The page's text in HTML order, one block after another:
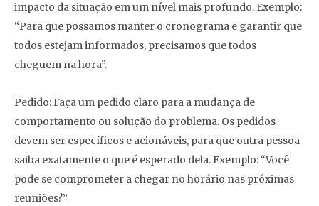
impacto da situação em um nível mais profundo. Exemplo:
“Para que possamos manter o cronograma e garantir que
todos estejam informados, precisamos que todos
cheguem na hora”.
Pedido: Faça um pedido claro para a mudança de
comportamento ou solução do problema. Os pedidos
devem ser específicos e acionáveis, para que outra pessoa
saiba exatamente o que é esperado dela. Exemplo: “Você
pode se comprometer a chegar no horário nas próximas
reuniões?”